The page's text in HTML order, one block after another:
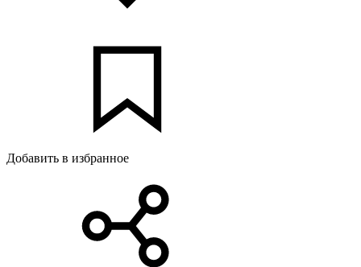
Добавить в избранное